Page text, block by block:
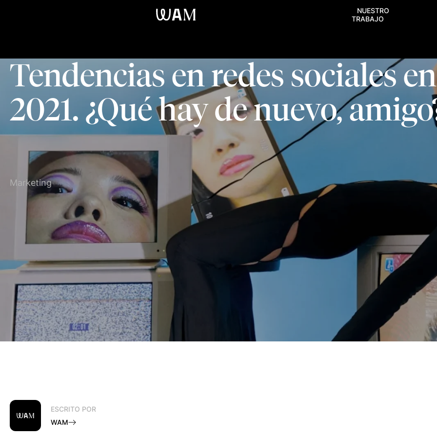
NUESTRO
TRABAJO
Tendencias en redes sociales en
2021. ¿Qué hay de nuevo,
Marketing
ESCRITO POR
WAM